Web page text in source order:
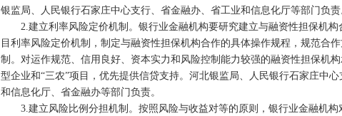
银监局、人民银行石家庄中心支行、省金融办、省工业和信息化厅等部门负责
2.建立利率风险定价机制。银行业金融机构要研究建立与融资性担保机构
目利率风险定价机制，制定与融资性担保机构合作的具体操作规程，规范合
制。对运作规范、信用良好、资本实力和风险控制能力较强的融资性担保机
型企业和“三农”项目，优先提供信贷支持。河北银监局、人民银行石家庄中心
和信息化厅、省金融办等部门负责。
3.建立风险比例分担机制。按照风险与收益对等的原则，银行业金融机构